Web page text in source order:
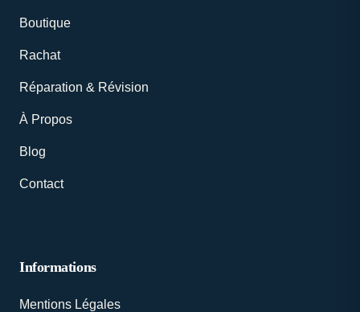
Boutique
Rachat
Réparation & Révision
À Propos
Blog
Contact
Informations
Mentions Légales